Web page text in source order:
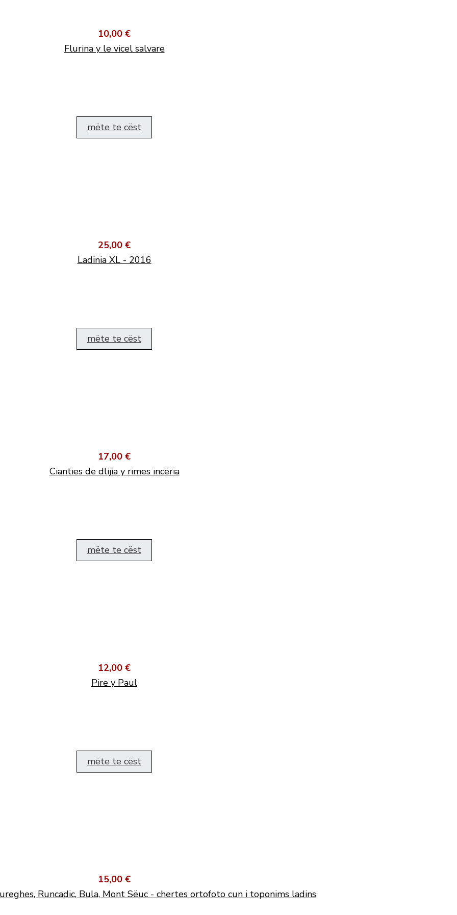
10,00 €
Flurina y le vicel salvare
mëte te cëst
25,00 €
Ladinia XL - 2016
mëte te cëst
17,00 €
Cianties de dlijia y rimes incëria
mëte te cëst
12,00 €
Pire y Paul
mëte te cëst
15,00 €
Runcadic, Bula, Mont Sëuc - chertes ortofoto cun i toponims ladins